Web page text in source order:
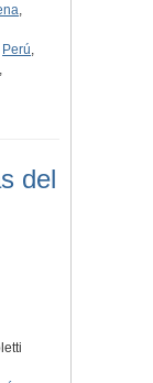
,
Perú,
,
del